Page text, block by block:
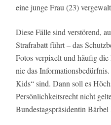
eine junge Frau (23)
Diese Fälle sind verstörend,
Strafrabatt führt – das
Fotos verpixelt und häufig
nie das
Kids“ sind. Dann soll es
Persönlichkeitsrecht nicht
Bundestagspräsidentin Bärbel